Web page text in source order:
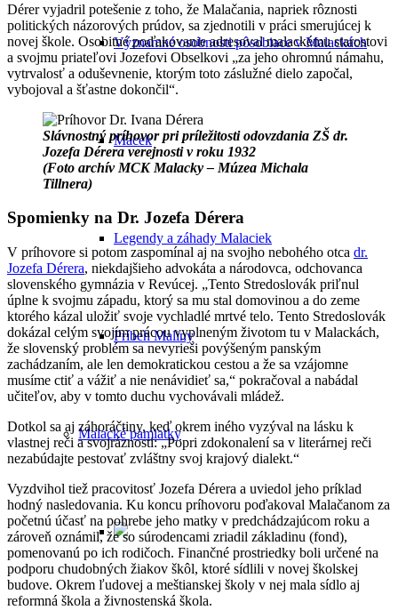
Významné osobnosti pôsobiace v Malackách
Macek
Legendy a záhady Malaciek
Príbeh Maliny
Malacké pamiatky
Dérer vyjadril potešenie z toho, že Malačania, napriek rôznosti
politických názorových prúdov, sa zjednotili v práci smerujúcej k
novej škole. Osobitné poďakovanie adresoval malackému starostovi
a svojmu priateľovi Jozefovi Obselkovi „za jeho ohromnú námahu,
vytrvalosť a oduševnenie, ktorým toto záslužné dielo započal,
vybojoval a šťastne dokončil“.
Slávnostný príhovor pri príležitosti odovzdania ZŠ dr.
Jozefa Dérera verejnosti v roku 1932
(Foto archív MCK Malacky – Múzea Michala
Tillnera)
Spomienky na Dr. Jozefa Dérera
V príhovore si potom zaspomínal aj na svojho nebohého otca dr.
Jozefa Dérera, niekdajšieho advokáta a národovca, odchovanca
slovenského gymnázia v Revúcej. „Tento Stredoslovák priľnul
úplne k svojmu západu, ktorý sa mu stal domovinou a do zeme
ktorého kázal uložiť svoje vychladlé mrtvé telo. Tento Stredoslovák
dokázal celým svojím prácou vyplneným životom tu v Malackách,
že slovenský problém sa nevyrieši povýšeným panským
zachádzaním, ale len demokratickou cestou a že sa vzájomne
musíme ctiť a vážiť a nie nenávidieť sa,“ pokračoval a nabádal
učiteľov, aby v tomto duchu vychovávali mládež.
Dotkol sa aj záhoráčtiny, keď okrem iného vyzýval na lásku k
vlastnej reči a svojráznosti: „Popri zdokonalení sa v literárnej reči
nezabúdajte pestovať zvláštny svoj krajový dialekt.“
Vyzdvihol tiež pracovitosť Jozefa Dérera a uviedol jeho príklad
hodný nasledovania. Ku koncu príhovoru poďakoval Malačanom za
početnú účasť na pohrebe jeho matky v predchádzajúcom roku a
zároveň oznámil, že so súrodencami zriadil základinu (fond),
pomenovanú po ich rodičoch. Finančné prostriedky boli určené na
podporu chudobných žiakov škôl, ktoré sídlili v novej školskej
budove. Okrem ľudovej a meštianskej školy v nej mala sídlo aj
reformná škola a živnostenská škola.